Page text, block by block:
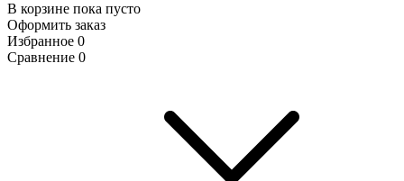
В корзине пока пусто
Оформить заказ
Избранное 0
Сравнение 0